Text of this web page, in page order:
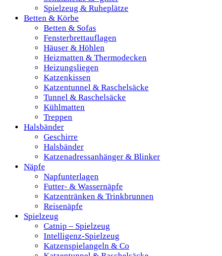
Spielzeug & Ruheplätze
Betten & Körbe
Betten & Sofas
Fensterbrettauflagen
Häuser & Höhlen
Heizmatten & Thermodecken
Heizungsliegen
Katzenkissen
Katzentunnel & Raschelsäcke
Tunnel & Raschelsäcke
Kühlmatten
Treppen
Halsbänder
Geschirre
Halsbänder
Katzenadressanhänger & Blinker
Näpfe
Napfunterlagen
Futter- & Wassernäpfe
Katzentränken & Trinkbrunnen
Reisenäpfe
Spielzeug
Catnip – Spielzeug
Intelligenz-Spielzeug
Katzenspielangeln & Co